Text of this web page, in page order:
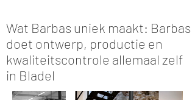
Wat Barbas uniek maakt: Barbas
doet ontwerp, productie en
kwaliteitscontrole allemaal zelf
in Bladel